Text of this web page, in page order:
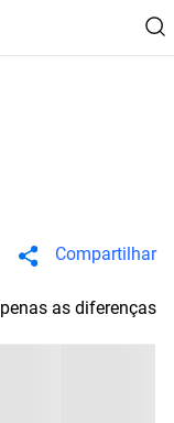
Compartilhar
as diferenças